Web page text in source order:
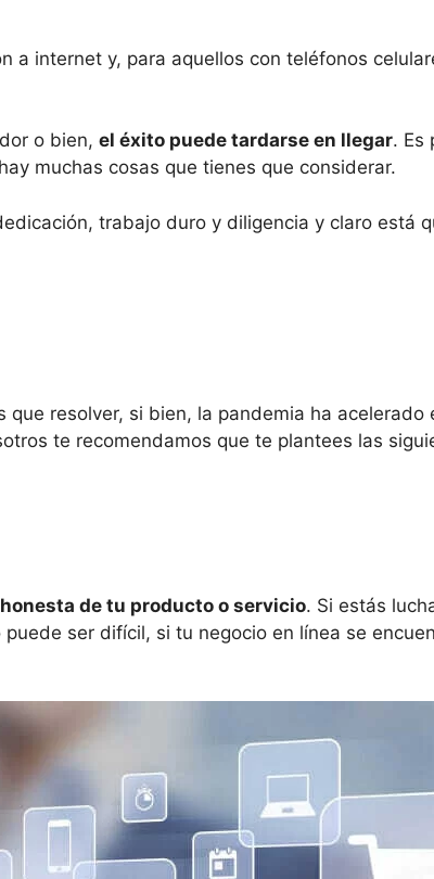
a internet y, para aquellos con teléfonos
o bien, el éxito puede tardarse en llegar. Es
muchas cosas que tienes que considerar.
trabajo duro y diligencia y claro está
resolver, si bien, la pandemia ha acelerado
te recomendamos que te plantees las
detu producto o servicio. Si estás
ser difícil, si tu negocio en línea se